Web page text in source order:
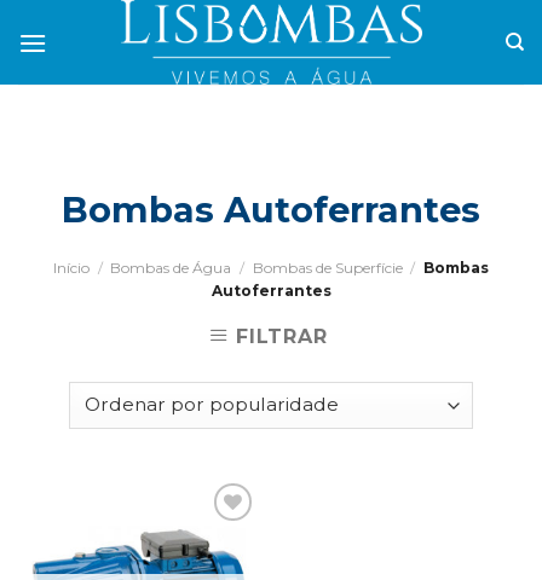
Bombas Autoferrantes
Início / Bombas de Água / Bombas de Superfície / Bombas
Autoferrantes
FILTRAR